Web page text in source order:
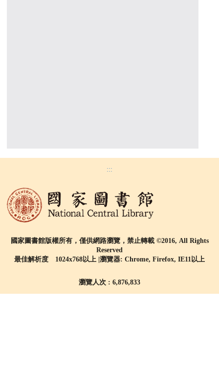
:::
國家圖書館版權所有，僅供網路瀏覽，禁止轉載 ©2016, All Rights
Reserved
最佳解析度 1024x768以上 |瀏覽器: Chrome, Firefox, IE11以上
瀏覽人次 : 6,876,833